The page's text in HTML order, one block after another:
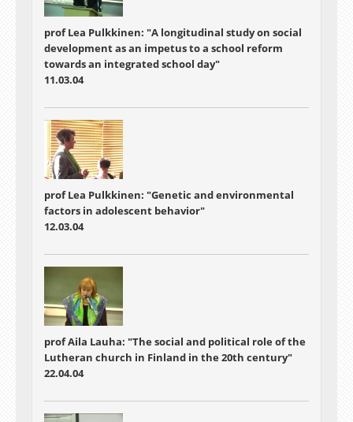
prof Lea Pulkkinen: "A longitudinal study on social
development as an impetus to a school reform
towards an integrated school day"
11.03.04
prof Lea Pulkkinen: "Genetic and environmental
factors in adolescent behavior"
12.03.04
prof Aila Lauha: "The social and political role of the
Lutheran church in Finland in the 20th century"
22.04.04